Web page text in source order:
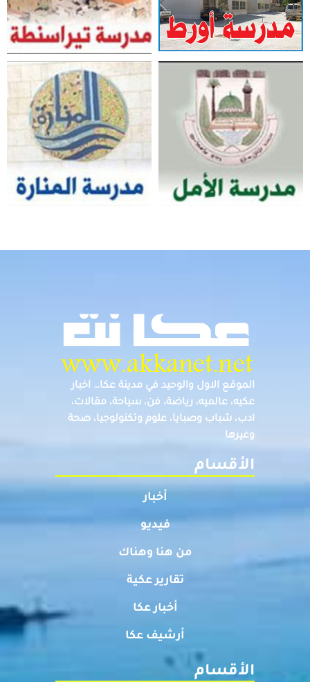
الموقع الاول والوحيد في مدينة عكا… اخبار
عكيه، عالميه، رياضة، فن، سياحة، مقالات،
ادب، شباب وصبايا، علوم وتكنولوجيا، صحة
وغيرها
الأقسام
أخبار
فيديو
من هنا وهناك
تقارير عكية
أخبار عكا
أرشيف عكا
الأقسام